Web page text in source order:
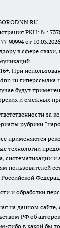
РКН: №:
90994 от
в сфере
При
гиперссылка
будут
и смежных
за
рубрики
применяются
технологии
систематизации и
пользователей
и обработки
на данном сайте,
РФ об
либо в какой бы